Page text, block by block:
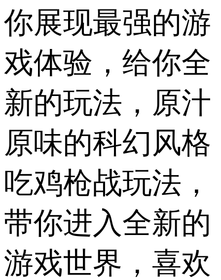
你展现最强的游
戏体验，给你全
新的玩法，原汁
原味的科幻风格
吃鸡枪战玩法，
带你进入全新的
游戏世界，喜欢